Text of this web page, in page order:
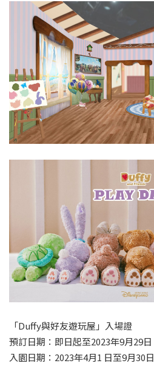
「Duffy與好友遊玩屋」入場證
預訂日期：即日起至2023年9月29日
入園日期：2023年4月1 日至9月30日